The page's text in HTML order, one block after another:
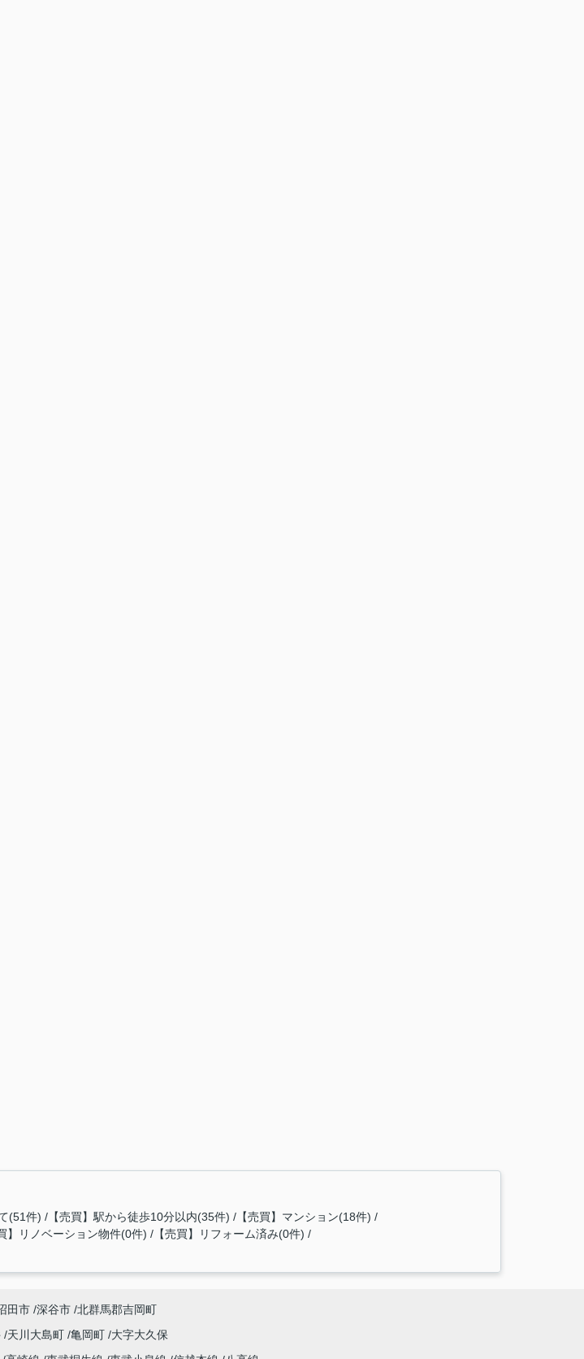
(51件) 【売買】駅から徒歩10分以内(35件)
【売買】マンション(18件)
】リノベーション物件(0件)
【売買】リフォーム済み(0件)
田市 深谷市 北群馬郡吉岡町
天川大島町 亀岡町 大字大久保